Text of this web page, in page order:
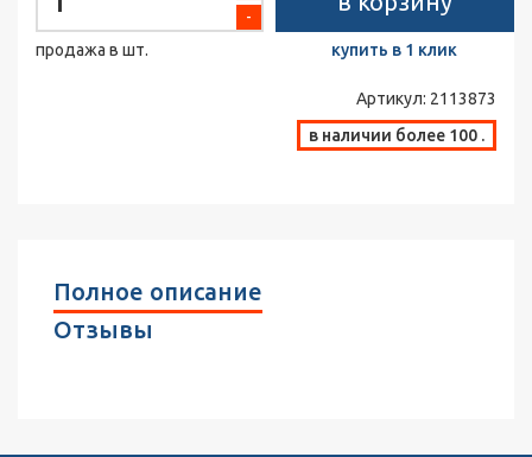
-
продажа в шт. купить в 1 клик
Артикул: 2113873
в наличии более 100 .
Полное описание
Отзывы